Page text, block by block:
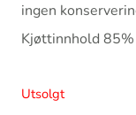
ingen
Kjøttinnhold 85%
Utsolgt